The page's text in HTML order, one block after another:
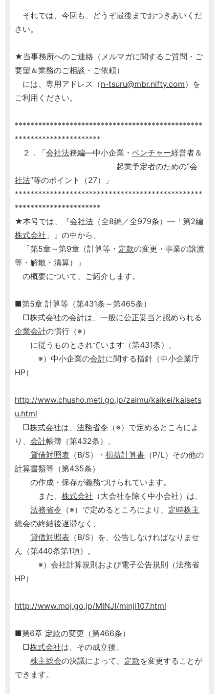
それでは、今回も、どうぞ最後までおつきあいくだ
さい。
★当事務所へのご連絡（メルマガに関するご質問・ご
要望＆業務のご相談・ご依頼）
には、専用アドレス（n-tsuru@mbr.nifty.com）を
ご利用ください。
************************************************
**********************
２．「会社法務編―中小企業・ ベンチャー経営者＆
起業予定者のための“会
社法”等のポイント（27）」
************************************************
**********************
★本号では、『会社法 （全8編／全979条）―「第2編
株式会社 」』の中から、
「第5章～第9章（計算等・ 定款の変更・事業の譲渡
等・解散・清算）」
の概要について、ご紹介します。
■第5章 計算等（第431条～第465条）
□株式会社の会計は、一般に公正妥当と認められる
企業会計の慣行（※）
に従うものとされています（第431条）。
※）中小企業の会計に関する指針（中小企業庁
HP）
http://www.chusho.meti.go.jp/zaimu/kaikei/kaisets
u.html
□株式会社は、 法務省令 （※）で定めるところによ
り、 会計帳簿（第432条）、
貸借対照表 （B/S）・ 損益計算書 （P/L）その他の
計算書類等（第435条）
の作成・保存が義務づけられています。
また、 株式会社 （大会社を除く中小会社）は、
法務省令 （※）で定めるところにより、 定時株主
総会の終結後遅滞なく、
貸借対照表 （B/S）を、公告しなければなりませ
ん（第440条第1項）。
※）会社計算規則および電子公告規則（法務省
HP）
http://www.moj.go.jp/MINJI/minji107.html
■第6章 定款の変更（第466条）
□株式会社は、その成立後、
株主総会の決議によって、 定款を変更することが
できます。